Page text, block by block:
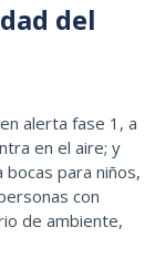
del
alerta fase 1, a
en el aire; y
para niños,
con
de ambiente,